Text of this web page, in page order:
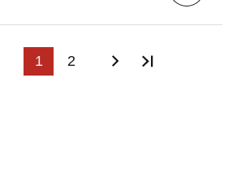
page
Page précédente
1 2 Page suivante